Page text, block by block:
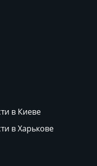
в Киеве
в Харькове